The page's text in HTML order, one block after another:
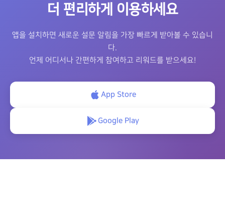
더 편리하게 이용하세요
앱을 설치하면 새로운 설문 알림을 가장 빠르게 받아볼 수 있습니
다.
언제 어디서나 간편하게 참여하고 리워드를 받으세요!
App Store
Google Play